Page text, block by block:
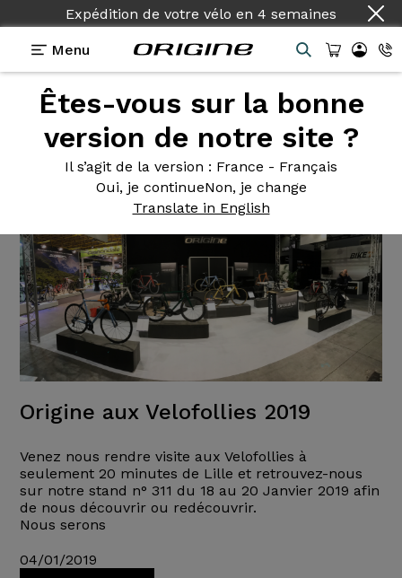
Expédition de votre vélo en 4 semaines
Menu
Êtes-vous sur la bonne
version de notre site ?
Il s’agit de la version : France - Français
Oui, je continueNon, je change
Translate in English
Actualités Origine
<< < 2 3 4 5 6 > >>
Origine aux Velofollies 2019
Venez nous rendre visite aux Velofollies à
seulement 20 minutes de Lille et retrouvez-nous
sur notre stand n° 311 du 18 au 20 Janvier 2019 afin
de nous découvrir ou redécouvrir.
Nous serons
04/01/2019